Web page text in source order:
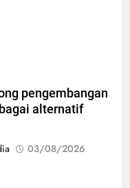
pengembangan
alternatif
03/08/2026